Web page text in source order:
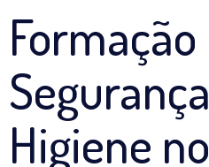
Formação
Higiene no